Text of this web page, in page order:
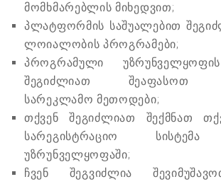
მომხმარებლის მიხედვით;
პლატფორმის საშუალებით
ლოიალობის პროგრამები;
პროგრამული
შეგიძლიათ შეაფასოთ
სარეკლამო მეთოდები;
თქვენ შეგიძლიათ შექმნათ
სარეგისტრაციო
უზრუნველყოფაში;
ჩვენ შეგვიძლია